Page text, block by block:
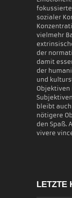
sozialer
vielmehr
der
damit
der
und
bleibt
nötigere
den Spaß.
vivere
LETZTE